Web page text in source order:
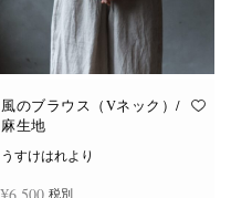
風のブラウス（Vネック）/
麻生地
うすけはれより
税別